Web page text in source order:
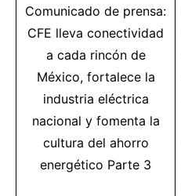
Comunicado de prensa:
CFE lleva conectividad
a cada rincón de
México, fortalece la
industria eléctrica
nacional y fomenta la
cultura del ahorro
energético Parte 3